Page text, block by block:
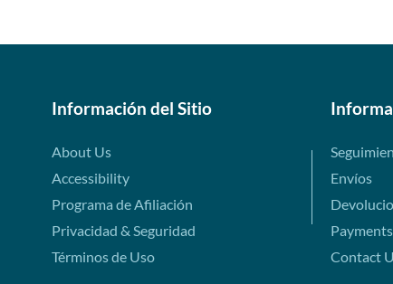
Información del Sitio
About Us
Accessibility
Programa de Afiliación
Privacidad & Seguridad
Términos de Uso
Envíos
Payments
Contact